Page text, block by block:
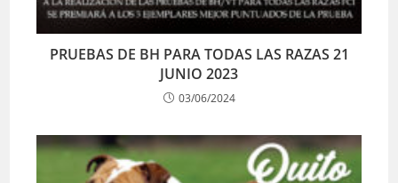
PRUEBAS DE BH PARA TODAS LAS RAZAS 21
JUNIO 2023
03/06/2024